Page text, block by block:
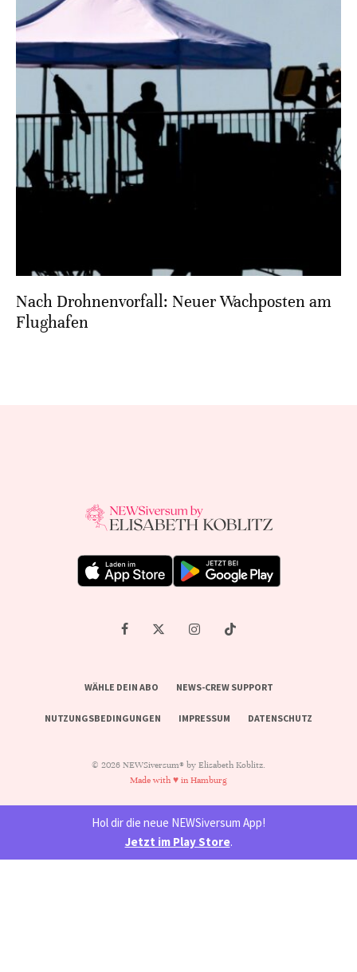
Nach Drohnenvorfall: Neuer Wachposten am
Flughafen
WÄHLE DEIN ABO NEWS-CREW SUPPORT
NUTZUNGSBEDINGUNGEN IMPRESSUM DATENSCHUTZ
© 2026 NEWSiversum® by Elisabeth Koblitz.
Made with ♥ in Hamburg
Hol dir die neue NEWSiversum App!
Jetzt im Play Store.